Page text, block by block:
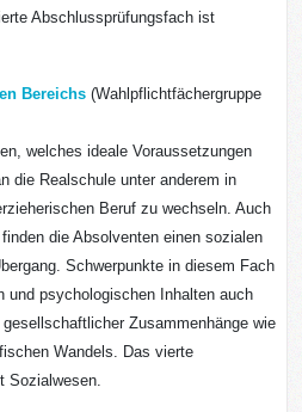
Abschlussprüfungsfach ist
Bereichs (Wahlpflichtfächergruppe
welches ideale Voraussetzungen
die Realschule unter anderem in
Beruf zu wechseln. Auch
die Absolventen einen sozialen
Schwerpunkte in diesem Fach
und psychologischen Inhalten auch
Zusammenhänge wie
Wandels. Das vierte
Sozialwesen.